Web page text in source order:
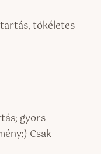
tökéletes
gyors
Csak